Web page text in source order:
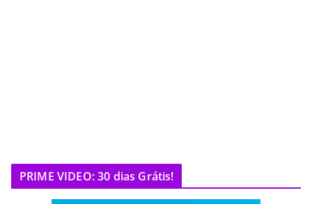
PRIME VIDEO: 30 dias Grátis!